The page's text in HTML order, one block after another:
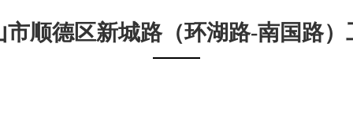
市顺德区新城路（环湖路-南国路）